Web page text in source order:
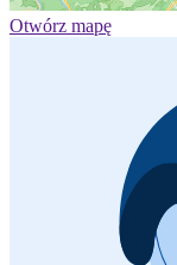
Otwórz mapę